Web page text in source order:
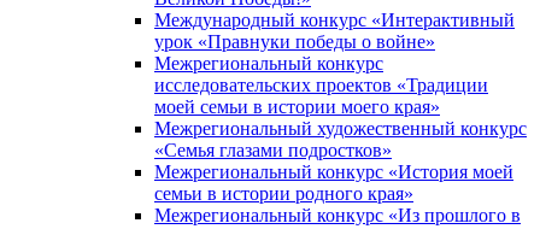
Международный конкурс «Интерактивный
урок «Правнуки победы о войне»
Межрегиональный конкурс
исследовательских проектов «Традиции
моей семьи в истории моего края»
Межрегиональный художественный конкурс
«Семья глазами подростков»
Межрегиональный конкурс «История моей
семьи в истории родного края»
Межрегиональный конкурс «Из прошлого в